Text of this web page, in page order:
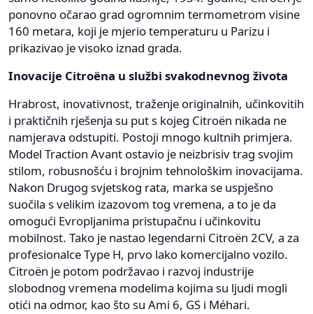
ponovno očarao grad ogromnim termometrom visine
160 metara, koji je mjerio temperaturu u Parizu i
prikazivao je visoko iznad grada.
Inovacije Citroëna u službi svakodnevnog života
Hrabrost, inovativnost, traženje originalnih, učinkovitih
i praktičnih rješenja su put s kojeg Citroën nikada ne
namjerava odstupiti. Postoji mnogo kultnih primjera.
Model Traction Avant ostavio je neizbrisiv trag svojim
stilom, robusnošću i brojnim tehnološkim inovacijama.
Nakon Drugog svjetskog rata, marka se uspješno
suočila s velikim izazovom tog vremena, a to je da
omogući Evropljanima pristupačnu i učinkovitu
mobilnost. Tako je nastao legendarni Citroën 2CV, a za
profesionalce Type H, prvo lako komercijalno vozilo.
Citroën je potom podržavao i razvoj industrije
slobodnog vremena modelima kojima su ljudi mogli
otići na odmor, kao što su Ami 6, GS i Méhari.